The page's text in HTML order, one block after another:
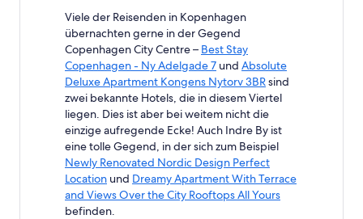
Viele der Reisenden in Kopenhagen
übernachten gerne in der Gegend
Copenhagen City Centre – Best Stay
Copenhagen - Ny Adelgade 7 und Absolute
Deluxe Apartment Kongens Nytorv 3BRsind
zwei bekannte Hotels, die in diesem Viertel
liegen. Dies ist aber bei weitem nicht die
einzige aufregende Ecke! Auch Indre By ist
eine tolle Gegend, in der sich zum Beispiel
Newly Renovated Nordic Design Perfect
Location und Dreamy Apartment With Terrace
and Views Over the City Rooftops All Yours
befinden.